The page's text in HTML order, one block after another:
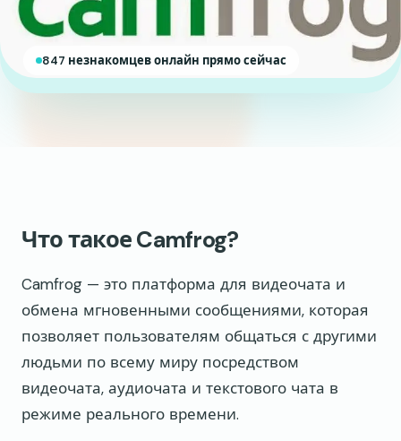
847 незнакомцев онлайн прямо сейчас
Что такое Camfrog?
Camfrog — это платформа для видеочата и
обмена мгновенными сообщениями, которая
позволяет пользователям общаться с другими
людьми по всему миру посредством
видеочата, аудиочата и текстового чата в
режиме реального времени.